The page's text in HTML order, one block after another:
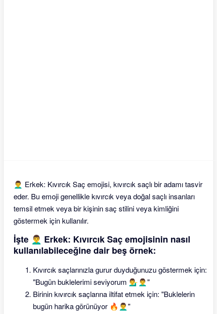
👨‍🦱 Erkek: Kıvırcık Saç emojisi, kıvırcık saçlı bir adamı tasvir
eder. Bu emoji genellikle kıvırcık veya doğal saçlı insanları
temsil etmek veya bir kişinin saç stilini veya kimliğini
göstermek için kullanılır.
İşte 👨‍🦱 Erkek: Kıvırcık Saç emojisinin nasıl
kullanılabileceğine dair beş örnek:
Kıvırcık saçlarınızla gurur duyduğunuzu göstermek için:
"Bugün buklelerimi seviyorum 💁‍♂️👨‍🦱"
Birinin kıvırcık saçlarına iltifat etmek için: "Buklelerin
bugün harika görünüyor 🔥👨‍🦱"